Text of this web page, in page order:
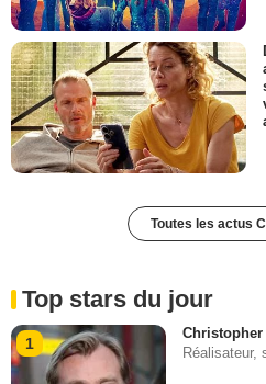
Toutes les actus
Top stars du jour
1
Christopher
Réalisateur,